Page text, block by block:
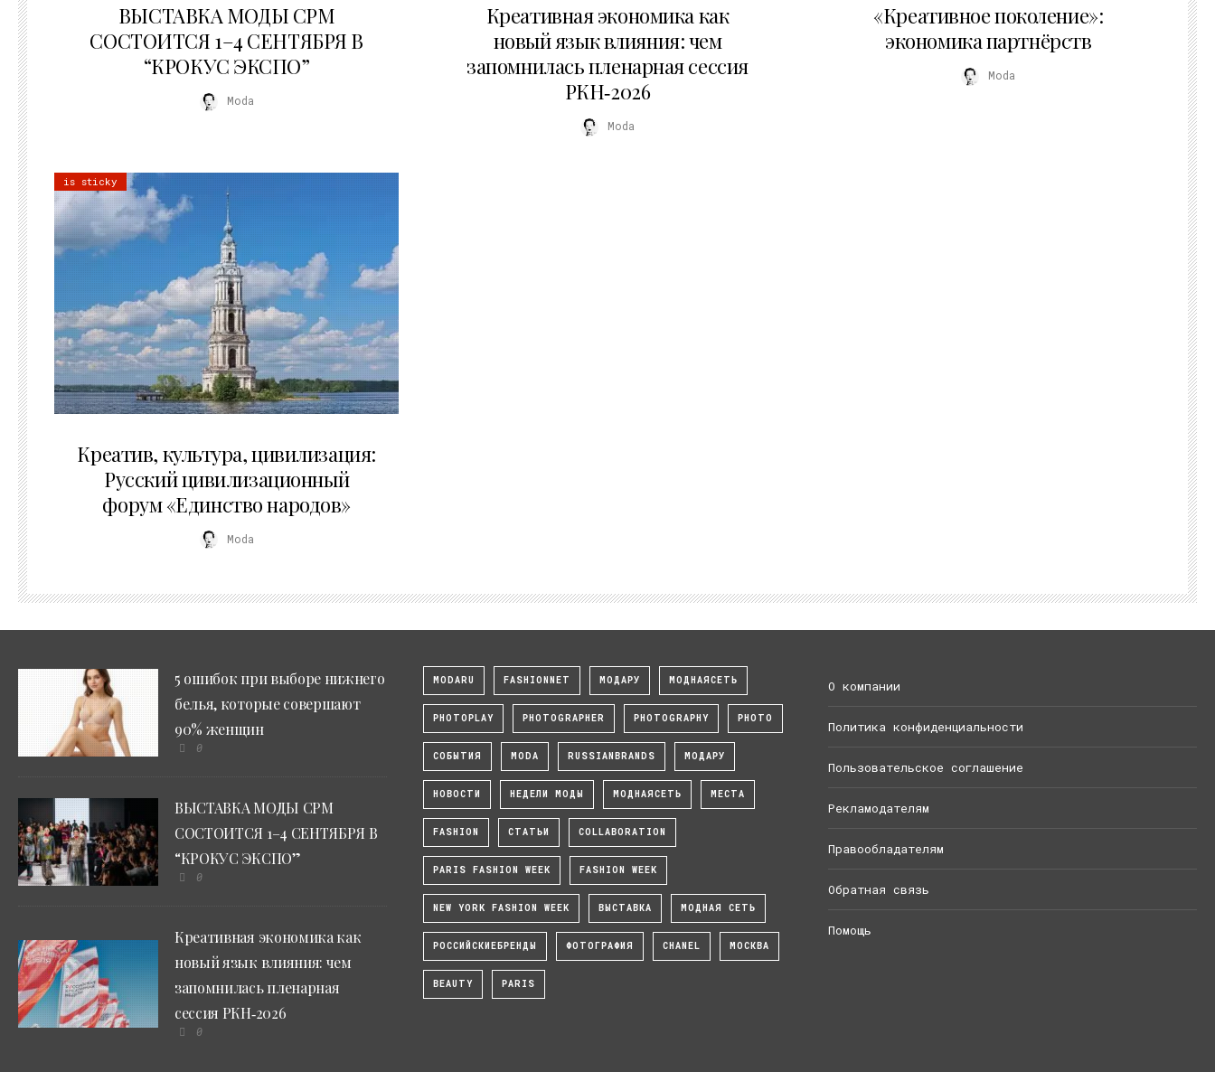
ВЫСТАВКА МОДЫ CPM
СОСТОИТСЯ 1–4 СЕНТЯБРЯ В
“КРОКУС ЭКСПО”
Moda
Креативная экономика как
новый язык влияния: чем
запомнилась пленарная сессия
РКН‑2026
Moda
«Креативное поколение»:
экономика партнёрств
Moda
is sticky
Креатив, культура, цивилизация:
Русский цивилизационный
форум «Единство народов»
Moda
5 ошибок при выборе нижнего
белья, которые совершают
90% женщин
0
ВЫСТАВКА МОДЫ CPM
СОСТОИТСЯ 1–4 СЕНТЯБРЯ В
“КРОКУС ЭКСПО”
0
Креативная экономика как
новый язык влияния: чем
запомнилась пленарная
сессия РКН‑2026
0
MODARU FASHIONNET МОДАРУ МОДНАЯСЕТЬ
PHOTOPLAY PHOTOGRAPHER PHOTOGRAPHY PHOTO
СОБЫТИЯ MODA RUSSIANBRANDS МОДАРУ
НОВОСТИ НЕДЕЛИ МОДЫ МОДНАЯСЕТЬ МЕСТА
FASHION СТАТЬИ COLLABORATION
PARIS FASHION WEEK FASHION WEEK
NEW YORK FASHION WEEK ВЫСТАВКА МОДНАЯ СЕТЬ
РОССИЙСКИЕБРЕНДЫ ФОТОГРАФИЯ CHANEL МОСКВА
BEAUTY PARIS
О компании
Политика конфиденциальности
Пользовательское соглашение
Рекламодателям
Правообладателям
Обратная связь
Помощь